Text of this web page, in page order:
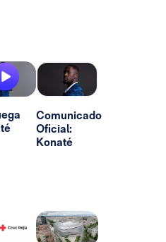
Comunicado
Oficial:
Konaté